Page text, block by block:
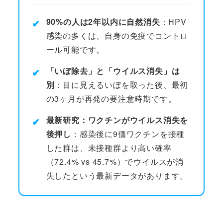
✔ 90%の人は2年以内に自然消失 ：HPV
感染の多くは、自身の免疫でコントロ
ール可能です。
✔
「いぼ除去」と「ウイルス消失」は
別 ：目に見えるいぼを取った後、最初
の3ヶ月が再発の要注意時期です。
✔
最新研究：ワクチンがウイルス消失を
後押し ：感染後に9価ワクチンを接種
した群は、未接種群より高い確率
（72.4% vs 45.7%）でウイルスが消
失したという最新データがあります。